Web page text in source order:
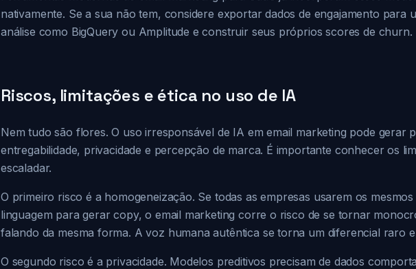
nativamente. Se a sua não tem, considere exportar dados de engajamento para
análise como BigQuery ou Amplitude e construir seus próprios scores de churn.
Riscos, limitações e ética no uso de IA
Nem tudo são flores. O uso irresponsável de IA em email marketing pode gerar
entregabilidade, privacidade e percepção de marca. É importante conhecer os
escaladar.
O primeiro risco é a homogeneização. Se todas as empresas usarem os mesmos
linguagem para gerar copy, o email marketing corre o risco de se tornar
falando da mesma forma. A voz humana autêntica se torna um diferencial raro
O segundo risco é a privacidade. Modelos preditivos precisam de dados